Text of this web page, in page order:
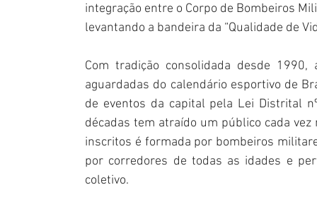
integração entre o Corpo de Bombeiros
levantando a bandeira da “Qualidade de
Com tradição consolidada desde
aguardadas do calendário esportivo de
de eventos da capital pela Lei Distrital
décadas tem atraído um público cada
inscritos é formada por bombeiros
por corredores de todas as idades e
coletivo.